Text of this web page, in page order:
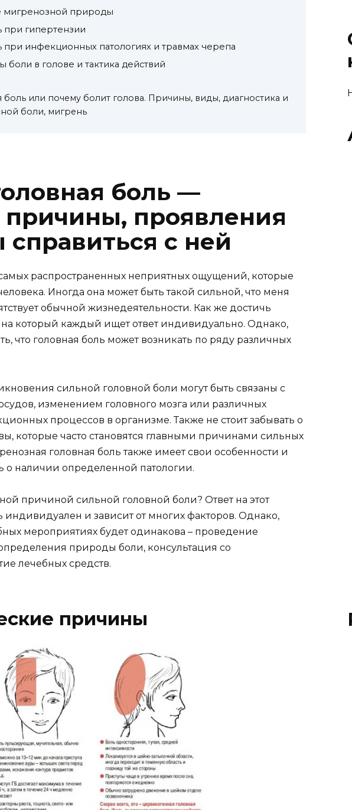
мигренозной природы
при гипертензии
при инфекционных патологиях и травмах черепа
в голове и тактика действий
боль или почему болит голова. Причины, виды, диагностика и
боли, мигрень
боль —
проявления
справиться с ней
распространенных неприятных ощущений, которые
Иногда она может быть такой сильной, что меня
обычной жизнедеятельности. Как же достичь
на который каждый ищет ответ индивидуально. Однако,
что головная боль может возникать по ряду различных
сильной головной боли могут быть связаны с
изменением головного мозга или различных
процессов в организме. Также не стоит забывать о
которые часто становятся главными причинами сильных
головная боль также имеет свои особенности и
о наличии определенной патологии.
причиной сильной головной боли? Ответ на этот
индивидуален и зависит от многих факторов. Однако,
мероприятиях будет одинакова – проведение
природы боли, консультация со
лечебных средств.
причины